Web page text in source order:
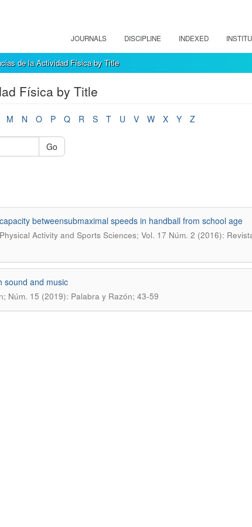
JOURNALS DISCIPLINE INDEXED
de la Actividad Física by Title
Física by Title
M N O P Q R S T U V W X Y Z
Go
betweensubmaximal speeds in handball from school age
Activity and Sports Sciences; Vol. 17 Núm. 2 (2016):
sound and music
Núm. 15 (2019): Palabra y Razón; 43-59